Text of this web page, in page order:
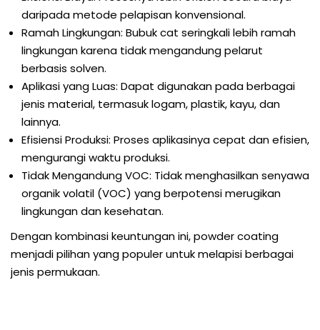
daripada metode pelapisan konvensional.
Ramah Lingkungan: Bubuk cat seringkali lebih ramah
lingkungan karena tidak mengandung pelarut
berbasis solven.
Aplikasi yang Luas: Dapat digunakan pada berbagai
jenis material, termasuk logam, plastik, kayu, dan
lainnya.
Efisiensi Produksi: Proses aplikasinya cepat dan efisien,
mengurangi waktu produksi.
Tidak Mengandung VOC: Tidak menghasilkan senyawa
organik volatil (VOC) yang berpotensi merugikan
lingkungan dan kesehatan.
Dengan kombinasi keuntungan ini, powder coating
menjadi pilihan yang populer untuk melapisi berbagai
jenis permukaan.